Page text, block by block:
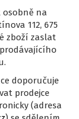
osobně na
112, 675
zboží zaslat
doporučuje
prodejce
(adresa